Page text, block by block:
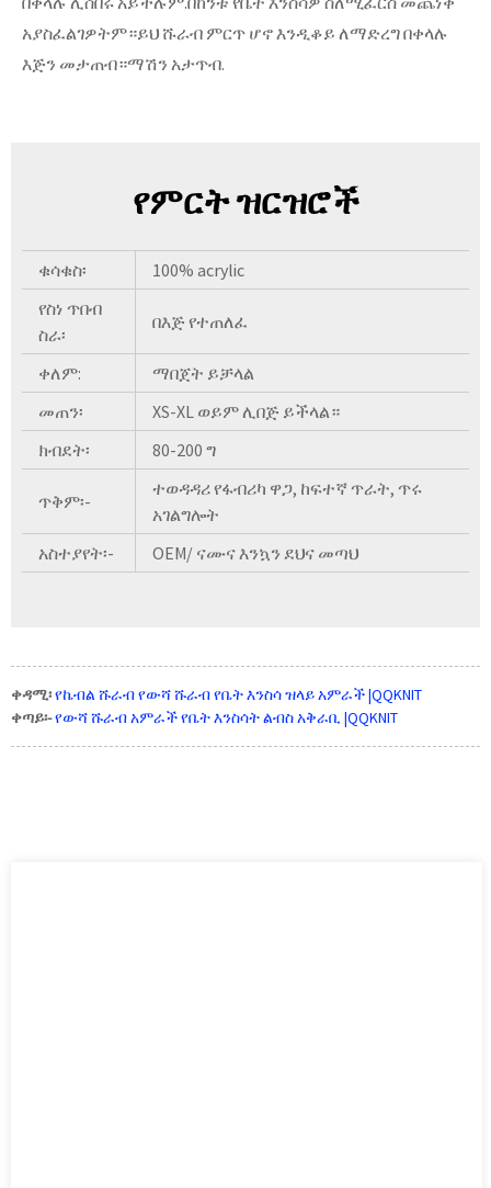
አያስፈልገዎትም።ይህ ሹራብ ምርጥ ሆኖ እንዲቆይ ለማድረግ በቀላሉ
እጅን መታጠብ።ማሽን አታጥብ.
የምርት ዝርዝሮች
ቁሳቁስ፡
100% acrylic
የስነ ጥበብ
ስራ፡
በእጅ የተጠለፈ
ቀለም:
ማበጀት ይቻላል
መጠን፡
XS-XL ወይም ሊበጅ ይችላል።
ክብደት፡
80-200 ግ
ጥቅም፡-
ተወዳዳሪ የፋብሪካ ዋጋ, ከፍተኛ ጥራት, ጥሩ
አገልግሎት
አስተያየት፡-
OEM/ ናሙና እንኳን ደህና መጣህ
ቀዳሚ፡የኬብል ሹራብ የውሻ ሹራብ የቤት እንስሳ ዝላይ አምራች |QQKNIT
ቀጣይ፡-የውሻ ሹራብ አምራች የቤት እንስሳት ልብስ አቅራቢ |QQKNIT